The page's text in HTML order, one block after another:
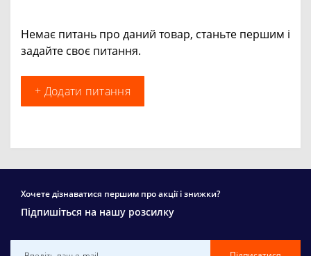
Немає питань про даний товар, станьте першим і
задайте своє питання.
+ Додати питання
Хочете дізнаватися першим про акції і знижки?
Підпишіться на нашу розсилку